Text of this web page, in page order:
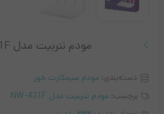
مودم نتربیت مدل NW-431F
دسته‌بندی: مودم سیمکارت خور
برچسب: مودم نتربیت مدل NW-431F